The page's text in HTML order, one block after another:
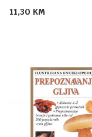
11,30 KM